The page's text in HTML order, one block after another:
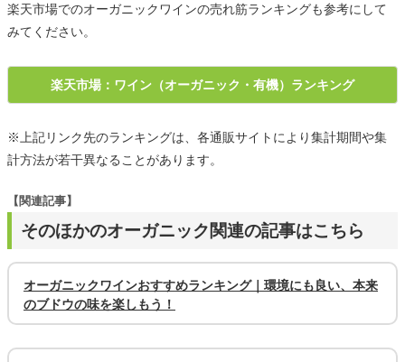
楽天市場でのオーガニックワインの売れ筋ランキングも参考にして
みてください。
楽天市場：ワイン（オーガニック・有機）ランキング
※上記リンク先のランキングは、各通販サイトにより集計期間や集
計方法が若干異なることがあります。
そのほかのオーガニック関連の記事はこちら
【関連記事】
オーガニックワインおすすめランキング｜環境にも良い、本来
のブドウの味を楽しもう！